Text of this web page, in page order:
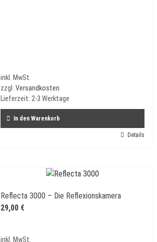
inkl. MwSt.
zzgl. Versandkosten
Lieferzeit: 2-3 Werktage
In den Warenkorb
Details
Reflecta 3000 – Die Reflexionskamera
29,00 €
inkl. MwSt.